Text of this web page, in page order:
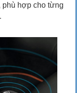
hợp cho từng